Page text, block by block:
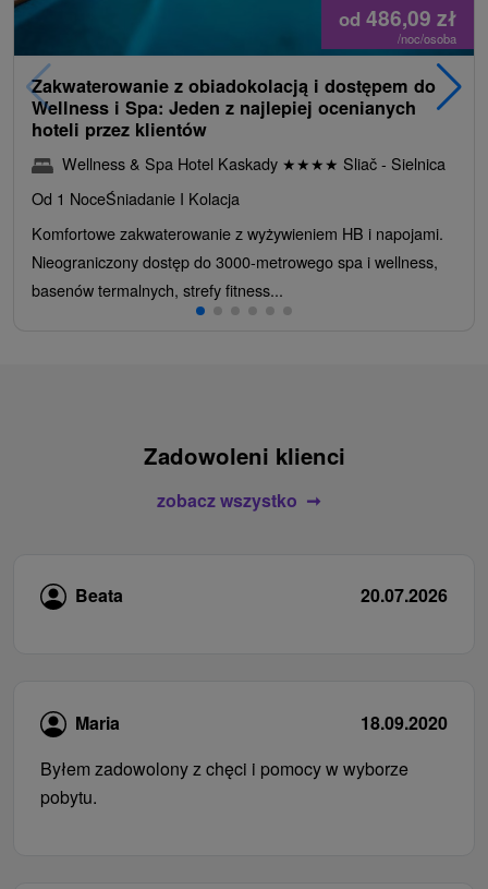
od 486,09 zł
/noc/osoba
Zakwaterowanie z obiadokolacją i dostępem do
Wellness i Spa: Jeden z najlepiej ocenianych
hoteli przez klientów
Wellness & Spa Hotel Kaskady ★★★★ Sliač - Sielnica
Od 1 NoceŚniadanie I Kolacja
Komfortowe zakwaterowanie z wyżywieniem HB i napojami.
Nieograniczony dostęp do 3000-metrowego spa i wellness,
basenów termalnych, strefy fitness...
Zadowoleni klienci
zobacz wszystko
Beata 20.07.2026
Maria
18.09.2020
Byłem zadowolony z chęci i pomocy w wyborze
pobytu.